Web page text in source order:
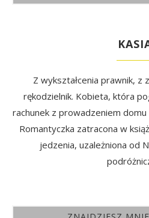
Z wykształcenia prawnik, z
rękodzielnik. Kobieta, która
rachunek z prowadzeniem
Romantyczka zatracona w
jedzenia, uzależniona od